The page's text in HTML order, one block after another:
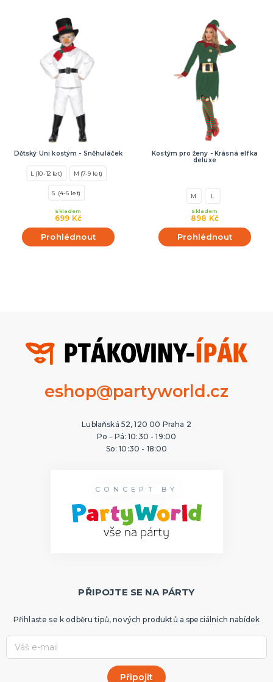
Dětský Uni kostým - Sněhuláček
L (10-12 let) M (7-9 let)
S (4-6 let)
699 Kč
Skladem
Prohlédnout
Kostým pro ženy - Krásná elfka
deluxe
M L
898 Kč
Skladem
Prohlédnout
eshop@partyworld.cz
Lublaňská 52, 120 00 Praha 2
Po - Pá: 10:30 - 19:00
So: 10:30 - 18:00
CONCEPT BY
PŘIPOJTE SE NA PÁRTY
Přihlaste se k odběru tipů, nových produktů a speciálních nabídek